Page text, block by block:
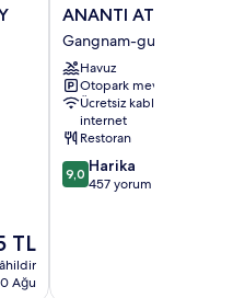
TL
Ağu
ANANTI
AT
GANGNAM
Gangnam-
gu
ANANTI AT
Gangnam-gu
Havuz
Otopark mevcut
Ücretsiz kablosuz
internet
Restoran
10
üzerinden
9,0 Harika
457 yorum